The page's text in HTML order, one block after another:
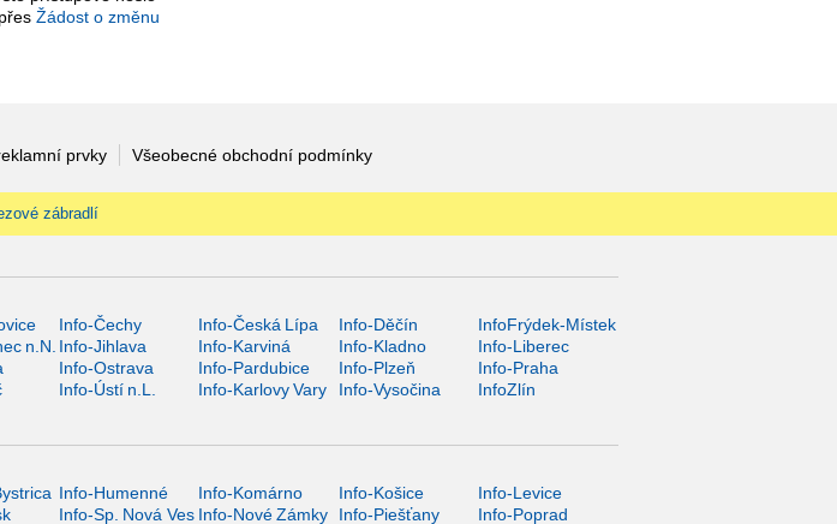
Žádost o změnu
prvky Všeobecné obchodní podmínky
zábradlí
Info-Čechy Info-Česká Lípa Info-Děčín
InfoFrýdek-Místek
n.N. Info-Jihlava Info-Karviná Info-Kladno
Info-Liberec
Info-Ostrava Info-Pardubice Info-Plzeň
Info-Praha
Info-Ústí n.L. Info-Karlovy Vary Info-Vysočina InfoZlín
Info-Humenné Info-Komárno Info-Košice
Info-Levice
Info-Sp. Nová Ves Info-Nové Zámky Info-Piešťany Info-Poprad